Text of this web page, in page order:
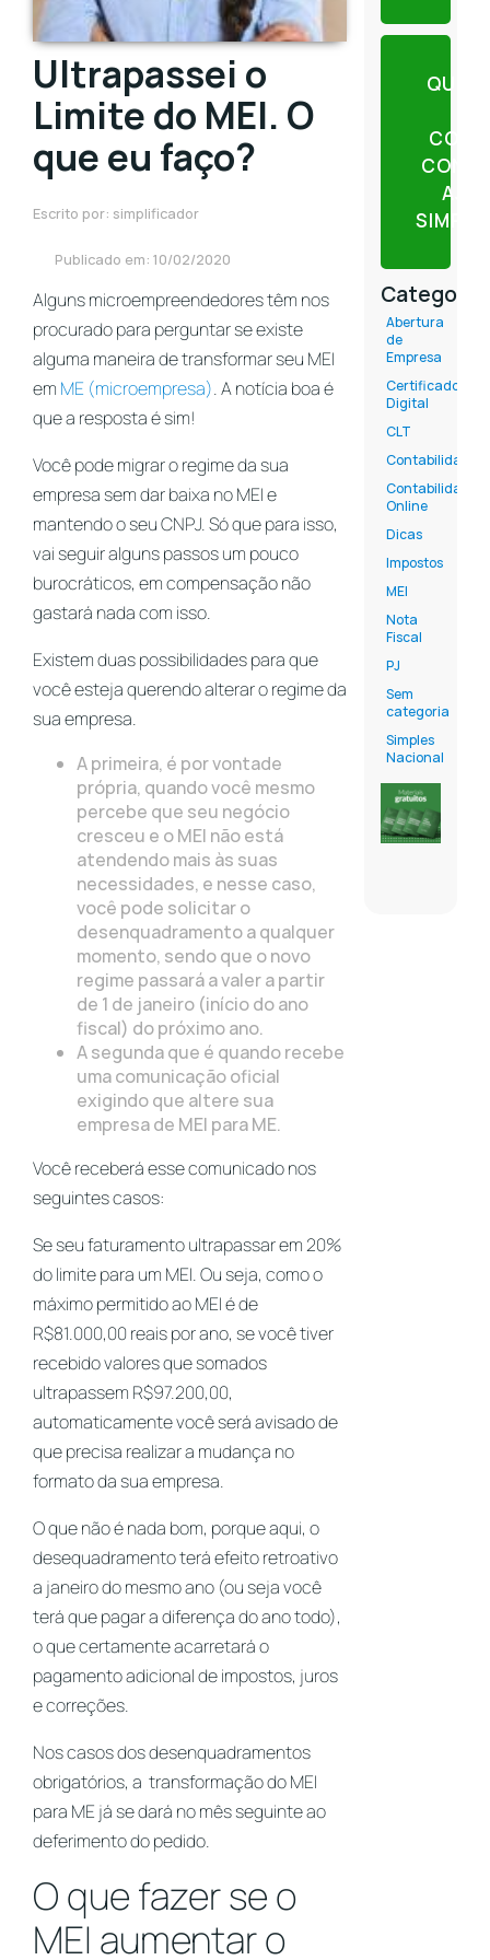
Ultrapassei o
Limite do MEI. O
que eu faço?
Escrito por: simplificador
Publicado em: 10/02/2020
Alguns microempreendedores têm nos
procurado para perguntar se existe
alguma maneira de transformar seu MEI
em ME (microempresa). A notícia boa é
que a resposta é sim!
Você pode migrar o regime da sua
empresa sem dar baixa no MEI e
mantendo o seu CNPJ. Só que para isso,
vai seguir alguns passos um pouco
burocráticos, em compensação não
gastará nada com isso.
Existem duas possibilidades para que
você esteja querendo alterar o regime da
sua empresa.
A primeira, é por vontade
própria, quando você mesmo
percebe que seu negócio
cresceu e o MEI não está
atendendo mais às suas
necessidades, e nesse caso,
você pode solicitar o
desenquadramento a qualquer
momento, sendo que o novo
regime passará a valer a partir
de 1 de janeiro (início do ano
fiscal) do próximo ano.
A segunda que é quando recebe
uma comunicação oficial
exigindo que altere sua
empresa de MEI para ME.
Você receberá esse comunicado nos
seguintes casos:
Se seu faturamento ultrapassar em 20%
do limite para um MEI. Ou seja, como o
máximo permitido ao MEI é de
R$81.000,00 reais por ano, se você tiver
recebido valores que somados
ultrapassem R$97.200,00,
automaticamente você será avisado de
que precisa realizar a mudança no
formato da sua empresa.
O que não é nada bom, porque aqui, o
desequadramento terá efeito retroativo
a janeiro do mesmo ano (ou seja você
terá que pagar a diferença do ano todo),
o que certamente acarretará o
pagamento adicional de impostos, juros
e correções.
Nos casos dos desenquadramentos
obrigatórios, a transformação do MEI
para ME já se dará no mês seguinte ao
deferimento do pedido.
O que fazer se o
MEI aumentar o
QUER
Abertura
de
Empresa
Certificado
Digital
CLT
Contabilidade
Contabilidade
Online
Dicas
Impostos
MEI
Nota
Fiscal
PJ
Sem
categoria
Simples
Nacional